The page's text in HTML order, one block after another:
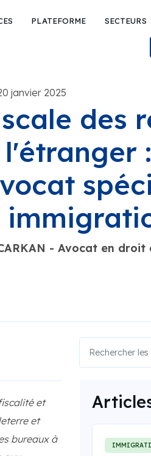
PLATEFORME SECTEURS
janvier 2025
des
- Avocat en
et
et
bureaux à